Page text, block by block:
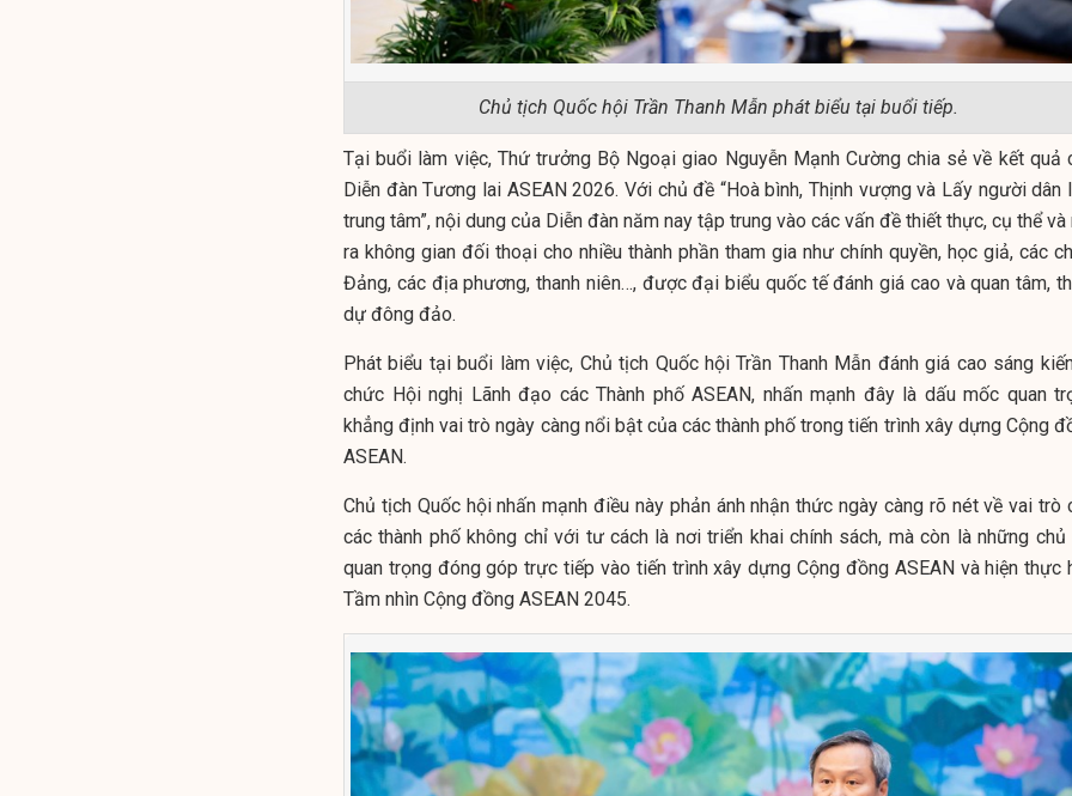
Chủ tịch Quốc hội Trần Thanh Mẫn phát biểu tại buổi tiếp.
Tại buổi làm việc, Thứ trưởng Bộ Ngoại giao Nguyễn Mạnh Cường chia sẻ về kết quả
Diễn đàn Tương lai ASEAN 2026. Với chủ đề “Hoà bình, Thịnh vượng và Lấy người dân
trung tâm”, nội dung của Diễn đàn năm nay tập trung vào các vấn đề thiết thực, cụ thể và
ra không gian đối thoại cho nhiều thành phần tham gia như chính quyền, học giả, các
Đảng, các địa phương, thanh niên…, được đại biểu quốc tế đánh giá cao và quan tâm,
dự đông đảo.
Phát biểu tại buổi làm việc, Chủ tịch Quốc hội Trần Thanh Mẫn đánh giá cao sáng
chức Hội nghị Lãnh đạo các Thành phố ASEAN, nhấn mạnh đây là dấu mốc quan
khẳng định vai trò ngày càng nổi bật của các thành phố trong tiến trình xây dựng Cộng
ASEAN.
Chủ tịch Quốc hội nhấn mạnh điều này phản ánh nhận thức ngày càng rõ nét về vai trò
các thành phố không chỉ với tư cách là nơi triển khai chính sách, mà còn là những chủ
quan trọng đóng góp trực tiếp vào tiến trình xây dựng Cộng đồng ASEAN và hiện thực
Tầm nhìn Cộng đồng ASEAN 2045.